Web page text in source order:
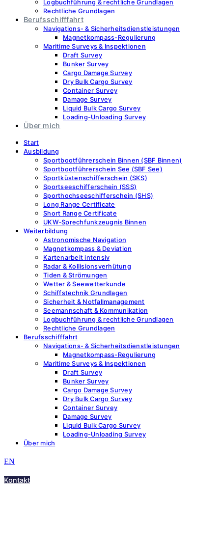
Logbuchführung & rechtliche Grundlagen
Rechtliche Grundlagen
Berufsschifffahrt
Navigations- & Sicherheitsdienstleistungen
Magnetkompass-Regulierung
Maritime Surveys & Inspektionen
Draft Survey
Bunker Survey
Cargo Damage Survey
Dry Bulk Cargo Survey
Container Survey
Damage Survey
Liquid Bulk Cargo Survey
Loading-Unloading Survey
Über mich
Start
Ausbildung
Sportbootführerschein Binnen (SBF Binnen)
Sportbootführerschein See (SBF See)
Sportküstenschifferschein (SKS)
Sportseeschifferschein (SSS)
Sporthochseeschifferschein (SHS)
Long Range Certificate
Short Range Certificate
UKW‑Sprechfunkzeugnis Binnen
Weiterbildung
Astronomische Navigation
Magnetkompass & Deviation
Kartenarbeit intensiv
Radar & Kollisionsverhütung
Tiden & Strömungen
Wetter & Seewetterkunde
Schiffstechnik Grundlagen
Sicherheit & Notfallmanagement
Seemannschaft & Kommunikation
Logbuchführung & rechtliche Grundlagen
Rechtliche Grundlagen
Berufsschifffahrt
Navigations- & Sicherheitsdienstleistungen
Magnetkompass-Regulierung
Maritime Surveys & Inspektionen
Draft Survey
Bunker Survey
Cargo Damage Survey
Dry Bulk Cargo Survey
Container Survey
Damage Survey
Liquid Bulk Cargo Survey
Loading-Unloading Survey
Über mich
EN
Kontakt